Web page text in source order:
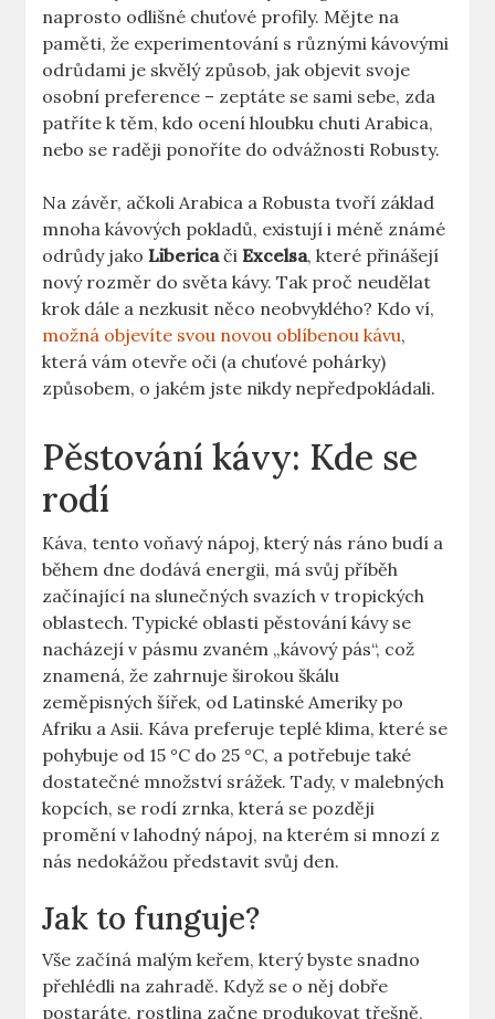
naprosto odlišné chuťové profily. Mějte na
paměti, že experimentování s různými kávovými
odrůdami je skvělý způsob, jak objevit svoje
osobní preference – zeptáte se sami sebe, zda
patříte k těm, kdo ocení hloubku chuti Arabica,
nebo se raději ponoříte do odvážnosti Robusty.
Na závěr, ačkoli Arabica a Robusta tvoří základ
mnoha kávových pokladů, existují i méně známé
odrůdy jakoLibericačiExcelsa, které přinášejí
nový rozměr do světa kávy. Tak proč neudělat
krok dále a nezkusit něco neobvyklého? Kdo ví,
možná objevíte svou novou oblíbenou kávu,
která vám otevře oči (a chuťové pohárky)
způsobem, o jakém jste nikdy nepředpokládali.
Pěstování kávy: Kde se
rodí
Káva, tento voňavý nápoj, který nás ráno budí a
během dne dodává energii, má svůj příběh
začínající na slunečných svazích v tropických
oblastech. Typické oblasti pěstování kávy se
nacházejí v pásmu zvaném „kávový pás“, což
znamená, že zahrnuje širokou škálu
zeměpisných šířek, od Latinské Ameriky po
Afriku a Asii. Káva preferuje teplé klima, které se
pohybuje od 15 °C do 25 °C, a potřebuje také
dostatečné množství srážek. Tady, v malebných
kopcích, se rodí zrnka, která se později
promění v lahodný nápoj, na kterém si mnozí z
nás nedokážou představit svůj den.
Jak to funguje?
Vše začíná malým keřem, který byste snadno
přehlédli na zahradě. Když se o něj dobře
postaráte, rostlina začne produkovat třešně,